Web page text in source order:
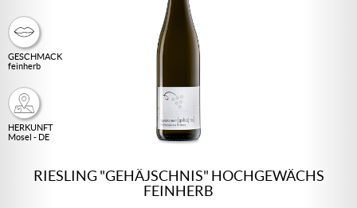
GESCHMACK
feinherb
HERKUNFT
Mosel - DE
RIESLING "GEHÄJSCHNIS" HOCHGEWÄCHS
FEINHERB